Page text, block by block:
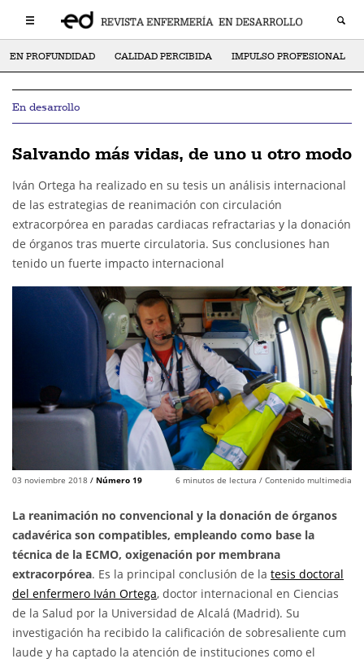
EN PROFUNDIDAD CALIDAD PERCIBIDA IMPULSO PROFESIONAL
En desarrollo
Salvando más vidas, de uno u otro modo
Iván Ortega ha realizado en su tesis un análisis internacional
de las estrategias de reanimación con circulación
extracorpórea en paradas cardiacas refractarias y la donación
de órganos tras muerte circulatoria. Sus conclusiones han
tenido un fuerte impacto internacional
03 noviembre 2018 / Número 19 6 minutos de lectura / Contenido multimedia
La reanimación no convencional y la donación de órganos
cadavérica son compatibles, empleando como base la
técnica de la ECMO, oxigenación por membrana
extracorpórea. Es la principal conclusión de la tesis doctoral
del enfermero Iván Ortega, doctor internacional en Ciencias
de la Salud por la Universidad de Alcalá (Madrid). Su
investigación ha recibido la calificación de sobresaliente cum
laude y ha captado la atención de instituciones como el